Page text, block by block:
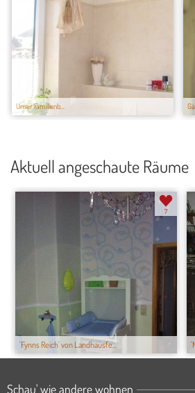
Unser Familienb...
Aktuell angeschaute Räume
'Fynns Reich' von Landhausfe...
7
Schau' wie andere wohnen